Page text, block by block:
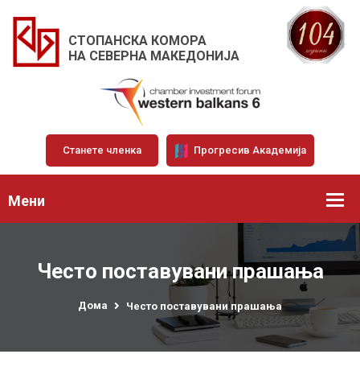
СТОПАНСКА КОМОРА
НА СЕВЕРНА МАКЕДОНИЈА
Станете членка Прогресив Академија
Мени
Често поставувани прашања
Дома Често поставувани прашања